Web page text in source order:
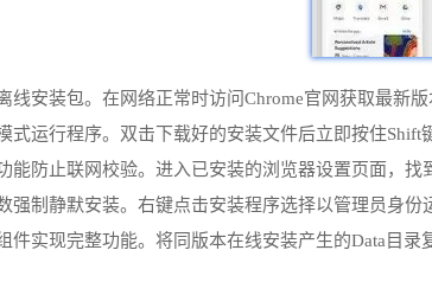
线安装包。在网络正常时访问Chrome官网获取最新
式运行程序。双击下载好的安装文件后立即按住
能防止联网校验。进入已安装的浏览器设置页面，找
强制静默安装。右键点击安装程序选择以管理员身
件实现完整功能。将同版本在线安装产生的Data目